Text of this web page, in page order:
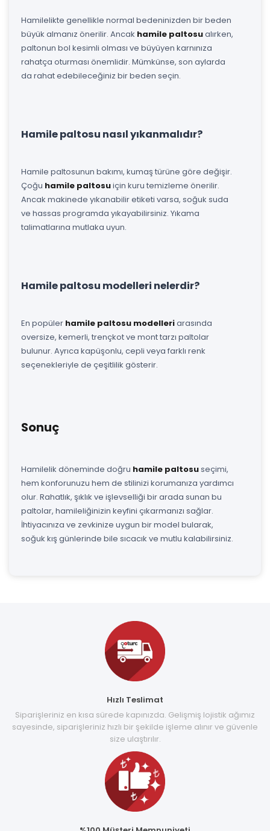
Hamilelikte genellikle normal bedeninizden bir beden
büyük almanız önerilir. Ancak hamile paltosualırken,
paltonun bol kesimli olması ve büyüyen karnınıza
rahatça oturması önemlidir. Mümkünse, son aylarda
da rahat edebileceğiniz bir beden seçin.
Hamile paltosu nasıl yıkanmalıdır?
Hamile paltosunun bakımı, kumaş türüne göre değişir.
Çoğu hamile paltosuiçin kuru temizleme önerilir.
Ancak makinede yıkanabilir etiketi varsa, soğuk suda
ve hassas programda yıkayabilirsiniz. Yıkama
talimatlarına mutlaka uyun.
Hamile paltosu modelleri nelerdir?
En popüler hamile paltosu modelleriarasında
oversize, kemerli, trençkot ve mont tarzı paltolar
bulunur. Ayrıca kapüşonlu, cepli veya farklı renk
seçenekleriyle de çeşitlilik gösterir.
Sonuç
Hamilelik döneminde doğru hamile paltosuseçimi,
hem konforunuzu hem de stilinizi korumanıza yardımcı
olur. Rahatlık, şıklık ve işlevselliği bir arada sunan bu
paltolar, hamileliğinizin keyfini çıkarmanızı sağlar.
İhtiyacınıza ve zevkinize uygun bir model bularak,
soğuk kış günlerinde bile sıcacık ve mutlu kalabilirsiniz.
Hızlı Teslimat
Siparişleriniz en kısa sürede kapınızda. Gelişmiş lojistik ağımız
sayesinde, siparişleriniz hızlı bir şekilde işleme alınır ve güvenle
size ulaştırılır.